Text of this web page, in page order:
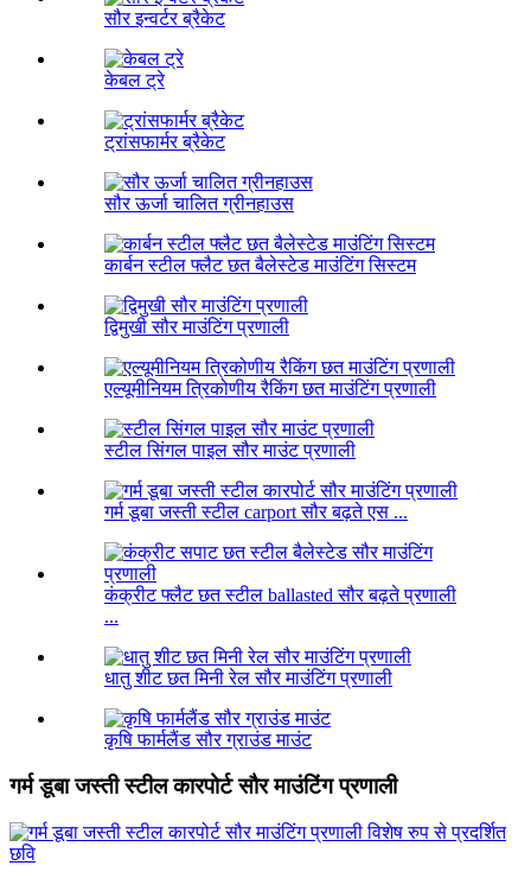
सौर इन्वर्टर ब्रैकेट
केबल ट्रे
ट्रांसफार्मर ब्रैकेट
सौर ऊर्जा चालित ग्रीनहाउस
कार्बन स्टील फ्लैट छत बैलेस्टेड माउंटिंग सिस्टम
द्विमुखी सौर माउंटिंग प्रणाली
एल्यूमीनियम त्रिकोणीय रैकिंग छत माउंटिंग प्रणाली
स्टील सिंगल पाइल सौर माउंट प्रणाली
गर्म डूबा जस्ती स्टील carport सौर बढ़ते एस ...
कंक्रीट फ्लैट छत स्टील ballasted सौर बढ़ते प्रणाली
...
धातु शीट छत मिनी रेल सौर माउंटिंग प्रणाली
कृषि फार्मलैंड सौर ग्राउंड माउंट
गर्म डूबा जस्ती स्टील कारपोर्ट सौर माउंटिंग प्रणाली